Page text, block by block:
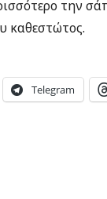
την
καθεστώτος.
Telegram